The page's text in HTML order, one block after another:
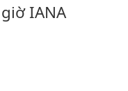
IANA